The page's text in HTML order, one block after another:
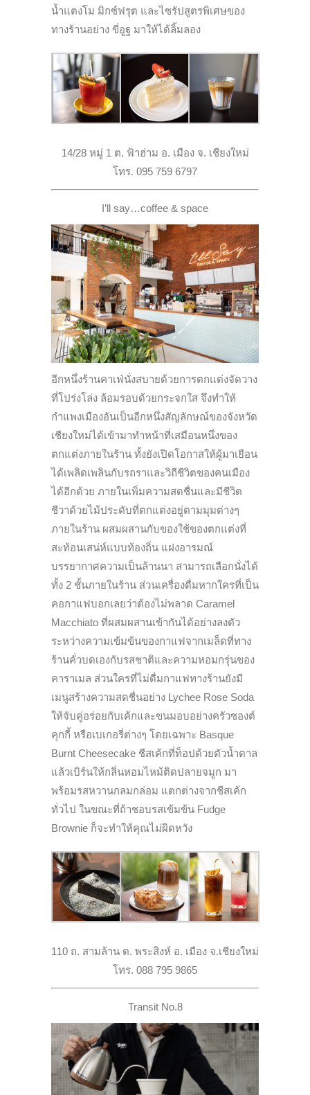
น้ำแตงโม มิกซ์ฟรุต และไซรัปสูตรพิเศษของ
ทางร้านอย่าง ขี่อูฐ มาให้ได้ลิ้มลอง
14/28 หมู่ 1 ต. ฟ้าฮ่าม อ. เมือง จ. เชียงใหม่
โทร. 095 759 6797
I’ll say…coffee & space
อีกหนึ่งร้านคาเฟ่นั่งสบายด้วยการตกแต่งจัดวาง
ที่โปร่งโล่ง ล้อมรอบด้วยกระจกใส จึงทำให้
กำแพงเมืองอันเป็นอีกหนึ่งสัญลักษณ์ของจังหวัด
เชียงใหม่ได้เข้ามาทำหน้าที่เสมือนหนึ่งของ
ตกแต่งภายในร้าน ทั้งยังเปิดโอกาสให้ผู้มาเยือน
ได้เพลิดเพลินกับรถราและวิถีชีวิตของคนเมือง
ได้อีกด้วย ภายในเพิ่มความสดชื่นและมีชีวิต
ชีวาด้วยไม้ประดับที่ตกแต่งอยู่ตามมุมต่างๆ
ภายในร้าน ผสมผสานกับของใช้ของตกแต่งที่
สะท้อนเสน่ห์แบบท้องถิ่น แฝงอารมณ์
บรรยากาศความเป็นล้านนา สามารถเลือกนั่งได้
ทั้ง 2 ชั้นภายในร้าน ส่วนเครื่องดื่มหากใครที่เป็น
คอกาแฟบอกเลยว่าต้องไม่พลาด Caramel
Macchiato ที่ผสมผสานเข้ากันได้อย่างลงตัว
ระหว่างความเข้มข้นของกาแฟจากเมล็ดที่ทาง
ร้านคั่วบดเองกับรสชาติและความหอมกรุ่นของ
คาราเมล ส่วนใครที่ไม่ดื่มกาแฟทางร้านยังมี
เมนูสร้างความสดชื่นอย่าง Lychee Rose Soda
ให้จับคู่อร่อยกับเค้กและขนมอบอย่างครัวซองต์
คุกกี้ หรือเบเกอรี่ต่างๆ โดยเฉพาะ Basque
Burnt Cheesecake ชีสเค้กที่ท็อปด้วยตัวน้ำตาล
แล้วเบิร์นให้กลิ่นหอมไหม้ติดปลายจมูก มา
พร้อมรสหวานกลมกล่อม แตกต่างจากชีสเค้ก
ทั่วไป ในขณะที่ถ้าชอบรสเข้มข้น Fudge
Brownie ก็จะทำให้คุณไม่ผิดหวัง
110 ถ. สามล้าน ต. พระสิงห์ อ. เมือง จ.เชียงใหม่
โทร. 088 795 9865
Transit No.8